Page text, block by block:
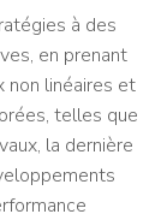
à des
en prenant
non linéaires et
telles que
la dernière